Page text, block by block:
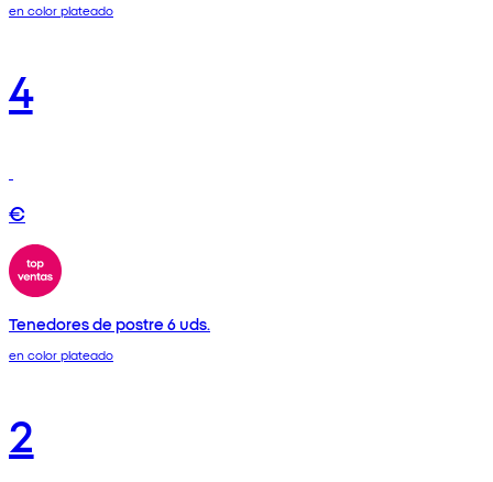
en color plateado
4
€
Tenedores de postre 6 uds.
en color plateado
2